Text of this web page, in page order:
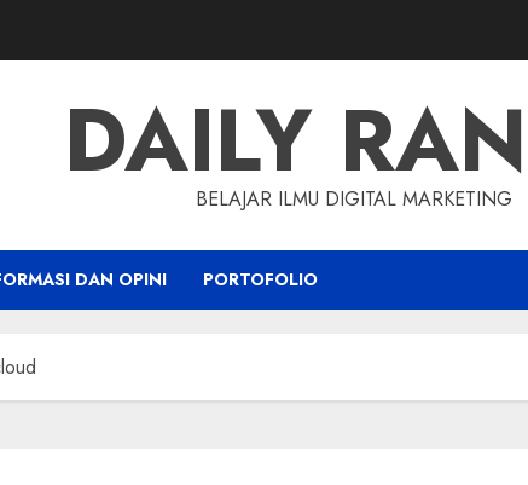
DAILYBELAJAR ILMU DIGITAL MARKETING
DAN OPINI PORTOFOLIO